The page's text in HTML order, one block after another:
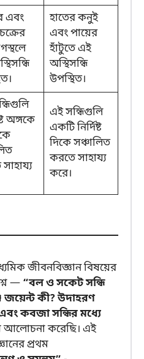
এবং
হাতের কনুই
এবং পায়ের
হাঁটুতে এই
অস্থিসন্ধি
উপস্থিত।
অঙ্গকে
এই সন্ধিগুলি
একটি নির্দিষ্ট
দিকে সঞ্চালিত
করতে সাহায্য
করে।
জীবনবিজ্ঞান বিষয়ের
— “বল ও সকেট সন্ধি
জয়েন্ট কী? উদাহরণ
কবজা সন্ধির মধ্যে
আলোচনা করেছি। এই
প্রথম